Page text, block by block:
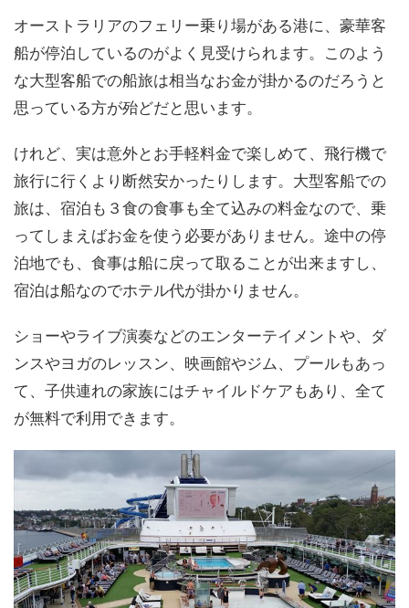
オーストラリアのフェリー乗り場がある港に、豪華客
船が停泊しているのがよく見受けられます。このよう
な大型客船での船旅は相当なお金が掛かるのだろうと
思っている方が殆どだと思います。
けれど、実は意外とお手軽料金で楽しめて、飛行機で
旅行に行くより断然安かったりします。大型客船での
旅は、宿泊も３食の食事も全て込みの料金なので、乗
ってしまえばお金を使う必要がありません。途中の停
泊地でも、食事は船に戻って取ることが出来ますし、
宿泊は船なのでホテル代が掛かりません。
ショーやライブ演奏などのエンターテイメントや、ダ
ンスやヨガのレッスン、映画館やジム、プールもあっ
て、子供連れの家族にはチャイルドケアもあり、全て
が無料で利用できます。